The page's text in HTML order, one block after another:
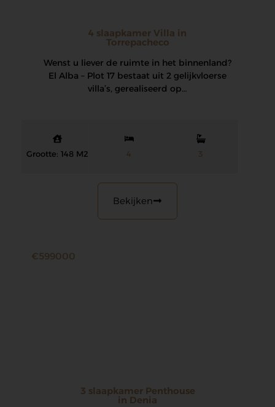
4 slaapkamer Villa in
Torrepacheco
Wenst u liever de ruimte in het binnenland?
El Alba – Plot 17 bestaat uit 2 gelijkvloerse
villa’s, gerealiseerd op…
Grootte: 148 M2 4 3
Bekijken
€599000
3 slaapkamer Penthouse
in Denia